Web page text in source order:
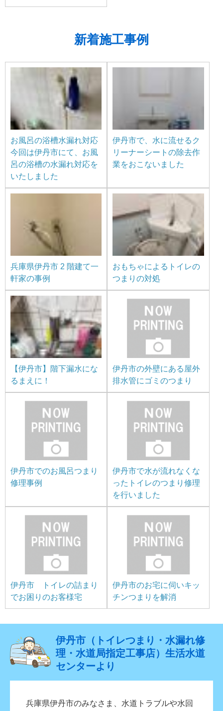
新着施工事例
お風呂の浴槽水漏れ対応
今回は伊丹市にて、お風
呂の浴槽の水漏れ対応を
いたしました
伊丹市で、水に流せるク
リーナーシートの除去作
業をおこないました
兵庫県伊丹市 2 階建て一
軒家の事例
おもちゃによるトイレの
つまりの対処
【伊丹市】階下漏水にな
るまえに！
伊丹市の外壁にある屋外
排水管にゴミのつまり
伊丹市でのお風呂つまり
修理事例
伊丹市で水が流れなくな
ったトイレのつまり修理
を行いました
伊丹市 トイレの詰まり
でお困りのお客様宅
伊丹市のお宅に伺いキッ
チンつまりを解消
伊丹市（トイレつまり・水漏れ修
理・水道局指定工事店）生活水道
センターより
兵庫県伊丹市のみなさま、水道トラブルや水回